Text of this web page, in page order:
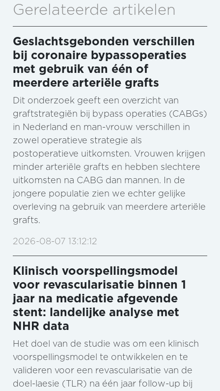
Gerelateerde artikelen
Geslachtsgebonden verschillen
bij coronaire bypassoperaties
met gebruik van één of
meerdere arteriële grafts
Dit onderzoek geeft een overzicht van
graftstrategiën bij bypass operaties (CABGs)
in Nederland en man-vrouw verschillen in
zowel operatieve strategie als
postoperatieve uitkomsten. Vrouwen krijgen
minder arteriële grafts en hebben slechtere
uitkomsten na CABG dan mannen. In de
jongere populatie zien we echter gelijke
overleving na gebruik van meerdere arteriële
grafts.
2026-08-07 13:12:12
Klinisch voorspellingsmodel
voor revascularisatie binnen 1
jaar na medicatie afgevende
stent: landelijke analyse met
NHR data
Het doel van de studie was om een klinisch
voorspellingsmodel te ontwikkelen en te
valideren voor een revascularisatie van de
doel-laesie (TLR) na één jaar follow-up bij